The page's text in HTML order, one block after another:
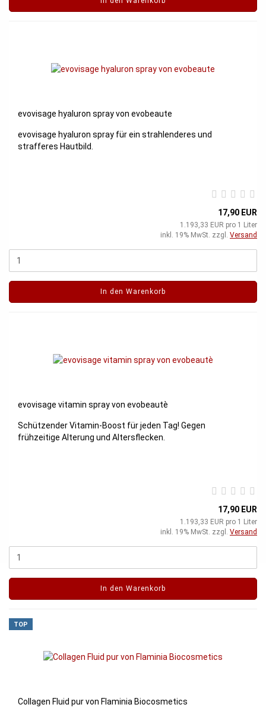
evovisage hyaluron spray von evobeaute
evovisage hyaluron spray für ein strahlenderes und
strafferes Hautbild.
17,90 EUR
1.193,33 EUR pro 1 Liter
inkl. 19% MwSt. zzgl. Versand
In den Warenkorb
evovisage vitamin spray von evobeautè
Schützender Vitamin-Boost für jeden Tag! Gegen
frühzeitige Alterung und Altersflecken.
17,90 EUR
1.193,33 EUR pro 1 Liter
inkl. 19% MwSt. zzgl. Versand
In den Warenkorb
TOP
Collagen Fluid pur von Flaminia Biocosmetics